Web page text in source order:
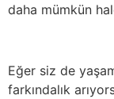
daha mümkün
Eğer siz de
farkındalık